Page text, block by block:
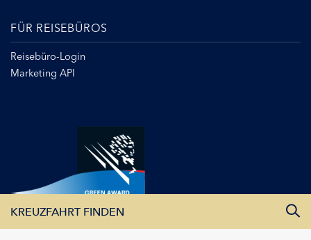
FÜR REISEBÜROS
Reisebüro-Login
Marketing API
KREUZFAHRT FINDEN